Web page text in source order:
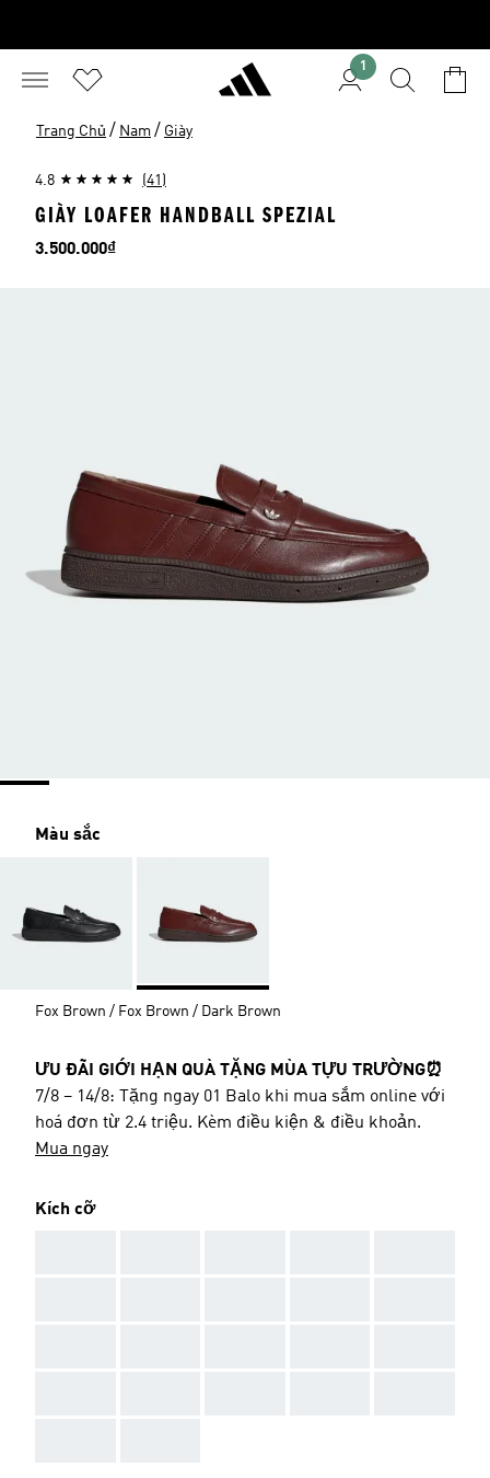
1
Trang Chủ / Nam / Giày
4.8 (41)
GIÀY LOAFER HANDBALL SPEZIAL
Giá
3.500.000₫
Màu sắc
Fox Brown / Fox Brown / Dark Brown
ƯU ĐÃI GIỚI HẠN QUÀ TẶNG MÙA TỰU TRƯỜNG⏰
7/8 – 14/8: Tặng ngay 01 Balo khi mua sắm online với
hoá đơn từ 2.4 triệu. Kèm điều kiện & điều khoản.
Mua ngay
Kích cỡ